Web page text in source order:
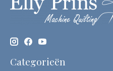
Categorieën